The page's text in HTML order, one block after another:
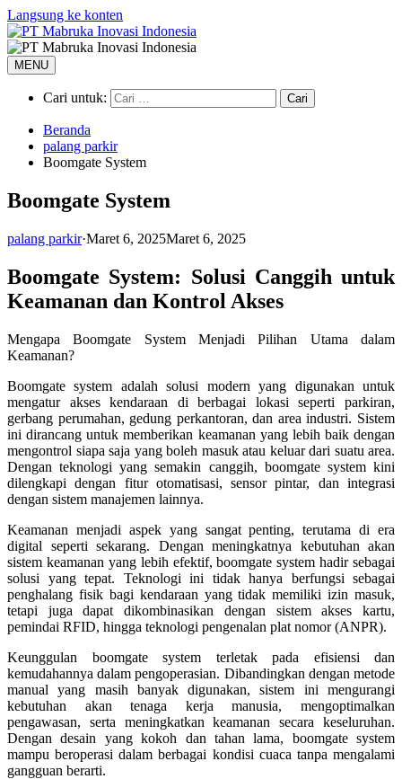
Langsung ke konten
MENU
Cari untuk:
Beranda
palang parkir
Boomgate System
Boomgate System
palang parkir·Maret 6, 2025Maret 6, 2025
Boomgate System: Solusi Canggih untuk
Keamanan dan Kontrol Akses
Mengapa Boomgate System Menjadi Pilihan Utama dalam
Keamanan?
Boomgate system adalah solusi modern yang digunakan untuk
mengatur akses kendaraan di berbagai lokasi seperti parkiran,
gerbang perumahan, gedung perkantoran, dan area industri. Sistem
ini dirancang untuk memberikan keamanan yang lebih baik dengan
mengontrol siapa saja yang boleh masuk atau keluar dari suatu area.
Dengan teknologi yang semakin canggih, boomgate system kini
dilengkapi dengan fitur otomatisasi, sensor pintar, dan integrasi
dengan sistem manajemen lainnya.
Keamanan menjadi aspek yang sangat penting, terutama di era
digital seperti sekarang. Dengan meningkatnya kebutuhan akan
sistem keamanan yang lebih efektif, boomgate system hadir sebagai
solusi yang tepat. Teknologi ini tidak hanya berfungsi sebagai
penghalang fisik bagi kendaraan yang tidak memiliki izin masuk,
tetapi juga dapat dikombinasikan dengan sistem akses kartu,
pemindai RFID, hingga teknologi pengenalan plat nomor (ANPR).
Keunggulan boomgate system terletak pada efisiensi dan
kemudahannya dalam pengoperasian. Dibandingkan dengan metode
manual yang masih banyak digunakan, sistem ini mengurangi
kebutuhan akan tenaga kerja manusia, mengoptimalkan
pengawasan, serta meningkatkan keamanan secara keseluruhan.
Dengan desain yang kokoh dan tahan lama, boomgate system
mampu beroperasi dalam berbagai kondisi cuaca tanpa mengalami
gangguan berarti.